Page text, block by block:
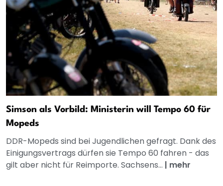
Simson als Vorbild: Ministerin will Tempo 60 für
Mopeds
DDR-Mopeds sind bei Jugendlichen gefragt. Dank des
Einigungsvertrags dürfen sie Tempo 60 fahren - das
gilt aber nicht für Reimporte. Sachsens... | mehr